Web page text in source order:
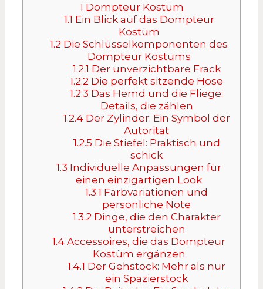
1 Dompteur Kostüm
1.1 Ein Blick auf das Dompteur
Kostüm
1.2 Die Schlüsselkomponenten des
Dompteur Kostüms
1.2.1 Der unverzichtbare Frack
1.2.2 Die perfekt sitzende Hose
1.2.3 Das Hemd und die Fliege:
Details, die zählen
1.2.4Der Zylinder: Ein Symbol der
Autorität
1.2.5 Die Stiefel: Praktisch und
schick
1.3 Individuelle Anpassungen für
einen einzigartigen Look
1.3.1 Farbvariationen und
persönliche Note
1.3.2 Dinge, die den Charakter
unterstreichen
1.4Accessoires, die das Dompteur
Kostüm ergänzen
1.4.1 Der Gehstock: Mehr als nur
ein Spazierstock